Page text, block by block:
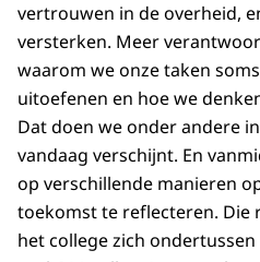
vertrouwen in de overheid,
versterken. Meer
waarom we onze taken
uitoefenen en hoe we
Dat doen we onder andere
vandaag verschijnt. En
op verschillende manieren
toekomst te reflecteren. Die
het college zich